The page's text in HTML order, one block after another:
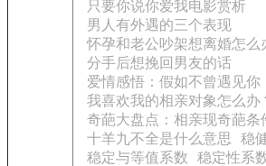
只要你说你爱我电影赏析
男人有外遇的三个表现
怀孕和老公吵架想离婚怎么
分手后想挽回男友的话
爱情感悟：假如不曾遇见你
我喜欢我的相亲对象怎么办
奇葩大盘点：相亲现奇葩条
十羊九不全是什么意思
稳
稳定与等值系数
稳定性系